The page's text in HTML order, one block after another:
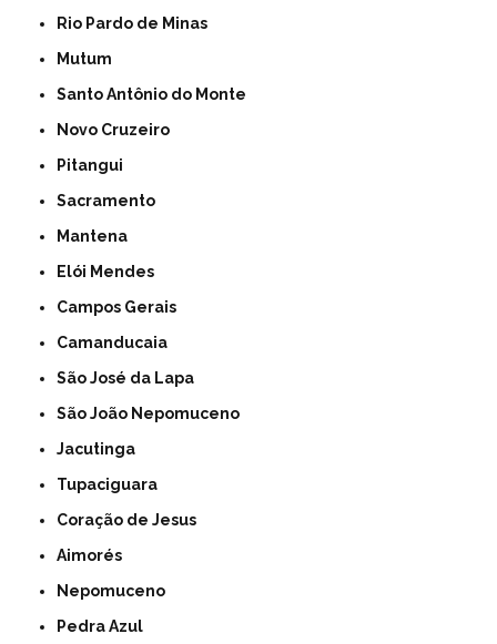
Rio Pardo de Minas
Mutum
Santo Antônio do Monte
Novo Cruzeiro
Pitangui
Sacramento
Mantena
Elói Mendes
Campos Gerais
Camanducaia
São José da Lapa
São João Nepomuceno
Jacutinga
Tupaciguara
Coração de Jesus
Aimorés
Nepomuceno
Pedra Azul